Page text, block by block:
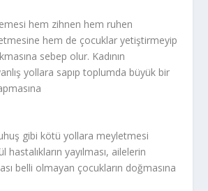
hem zihnen hem ruhen
hem de çocuklar yetiştirmeyip
sebep olur. Kadının
yollara sapıp toplumda büyük bir
gibi kötü yollara meyletmesi
yayılması, ailelerin
belli olmayan çocukların doğmasına